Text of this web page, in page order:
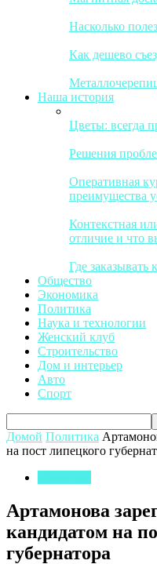
Насколько
Как дешево
Наша история
Цветы: всегда
Решения
Оперативная
преимущества
Контекстная
отличие и что
Где заказывать
Общество
Экономика
Политика
Наука и технологии
Женский клуб
Строительство
Дом и интерьер
Авто
Спорт
Домой Политика
на пост липецкого
Артамонова
кандидатом на
губернатора